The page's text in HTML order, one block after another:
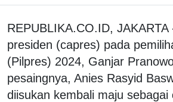
REPUBLIKA.CO.ID, JAKARTA
presiden (capres) pada
(Pilpres) 2024, Ganjar
pesaingnya, Anies Rasyid
diisukan kembali maju sebagai